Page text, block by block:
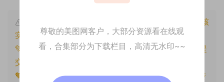
本文资源仅供个人参考学习，请勿批量搬运，一经核
实将封禁账号权限！
💚本文资源均来源网友分享，若侵犯了您的权益可以提
交工单处理。
🧡原文链接：https://www.znjfg.com/2656.html
，转
尊敬的美图网客户，大部分资源看在线观
看，合集部分为下载栏目，高清无水印~~